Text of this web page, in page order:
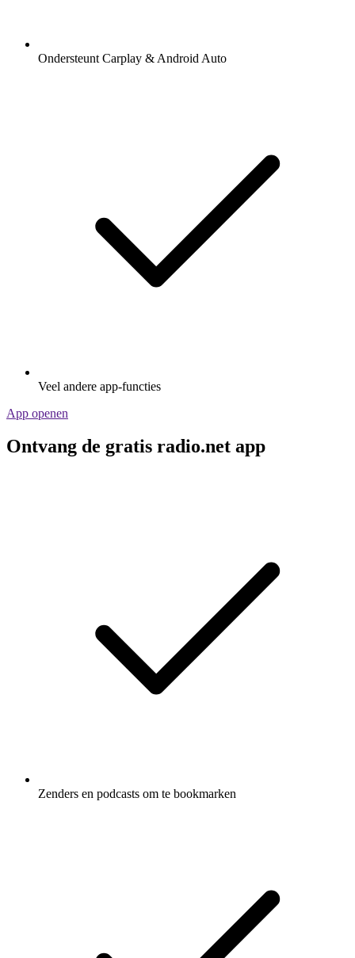
Ondersteunt Carplay & Android Auto
Veel andere app-functies
App openen
Ontvang de gratis radio.net app
Zenders en podcasts om te bookmarken